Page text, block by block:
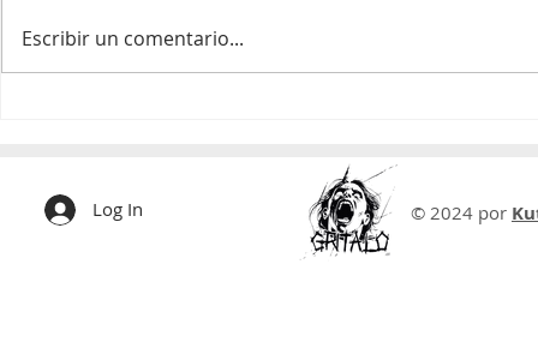
Escribir un comentario...
Log In © 2024 por